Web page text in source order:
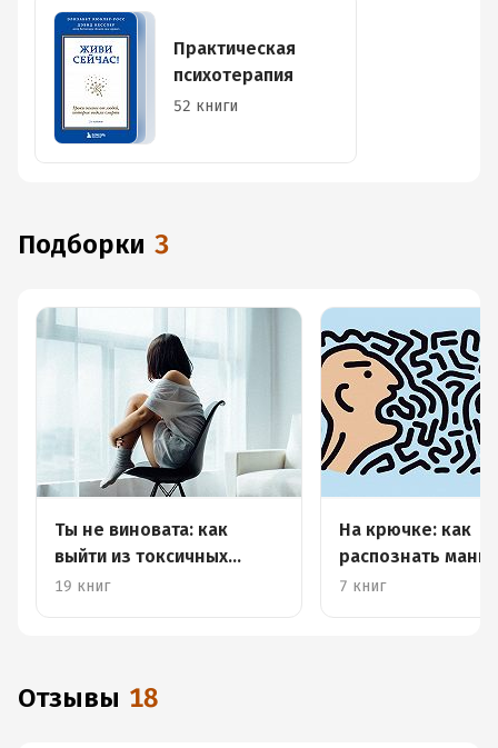
Практическая
психотерапия
52 книги
Подборки 3
Ты не виновата: как
выйти из токсичных
отношений
19 книг
На крючке: как
распознать
7 книг
Отзывы 18